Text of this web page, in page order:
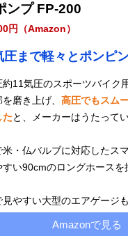
ンプ FP-200
円（Amazon）
圧まで軽々とポンピ
11気圧のスポーツバイク
磨き上げ、 高圧でもスム
たと、メーカーはうたってい
・仏バルブに対応したス
い90cmのロングホースを
やすい大型のエアゲージ
Amazonで見る